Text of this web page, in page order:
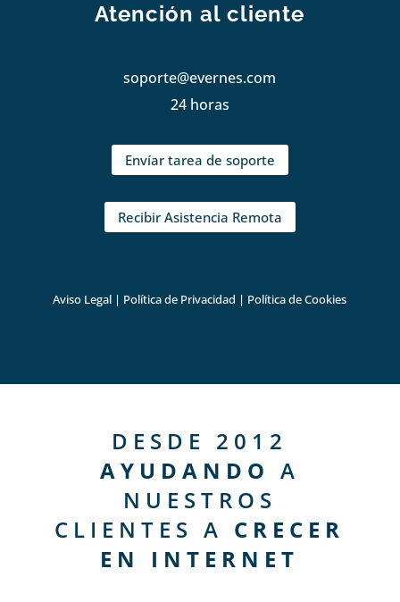
Atención al cliente
soporte@evernes.com
24 horas
Envíar tarea de soporte
Recibir Asistencia Remota
Aviso Legal | Política de Privacidad | Política de Cookies
DESDE 2012
AYUDANDO A
NUESTROS
CLIENTES A CRECER
EN INTERNET